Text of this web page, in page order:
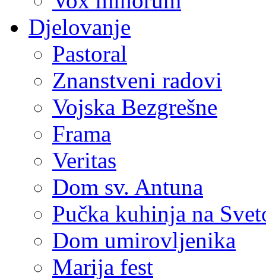
Djelovanje
Pastoral
Znanstveni radovi
Vojska Bezgrešne
Frama
Veritas
Dom sv. Antuna
Pučka kuhinja na
Dom umirovljenika
Marija fest